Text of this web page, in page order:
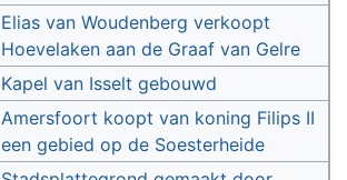
Elias van Woudenberg verkoopt
Hoevelaken aan de Graaf van Gelre
Kapel van Isselt gebouwd
Amersfoort koopt van koning Filips II
een gebied op de Soesterheide